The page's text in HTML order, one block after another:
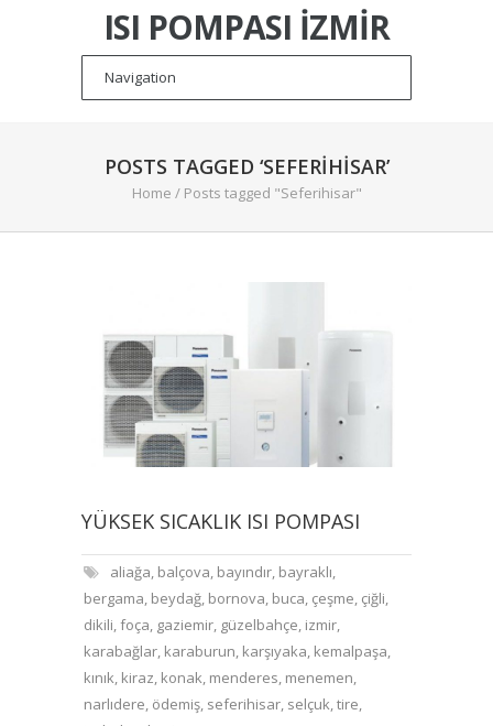
ISI POMPASI İZMIR
POSTS TAGGED ‘SEFERIHISAR’
Home / Posts tagged "Seferihisar"
YÜKSEK SICAKLIK ISI POMPASI
aliağa, balçova, bayındır, bayraklı,
bergama, beydağ, bornova, buca, çeşme, çiğli,
dikili,foça, gaziemir, güzelbahçe, izmir,
karabağlar, karaburun, karşıyaka, kemalpaşa,
kınık, kiraz, konak, menderes, menemen,
narlıdere, ödemiş, seferihisar, selçuk,tire,